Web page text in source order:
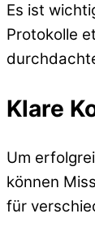
Es ist
Protokolle
Klare
Um
können
für